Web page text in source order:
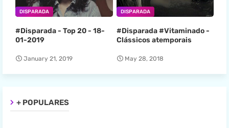
DISPARADA
#Disparada - Top 20 - 18-
01-2019
January 21, 2019
DISPARADA
#Disparada #Vitaminado -
Clássicos atemporais
May 28, 2018
+ POPULARES